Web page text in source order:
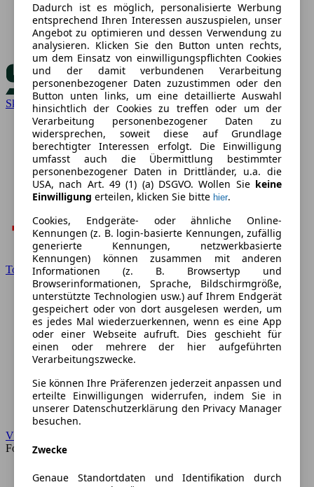
Skoda
Toyota
VW
Forum
Dadurch ist es möglich, personalisierte Werbung
entsprechend Ihren Interessen auszuspielen, unser
Angebot zu optimieren und dessen Verwendung zu
analysieren. Klicken Sie den Button unten rechts,
um dem Einsatz von einwilligungspflichten Cookies
und der damit verbundenen Verarbeitung
personenbezogener Daten zuzustimmen oder den
Button unten links, um eine detaillierte Auswahl
hinsichtlich der Cookies zu treffen oder um der
Verarbeitung personenbezogener Daten zu
widersprechen, soweit diese auf Grundlage
berechtigter Interessen erfolgt. Die Einwilligung
umfasst auch die Übermittlung bestimmter
personenbezogener Daten in Drittländer, u.a. die
USA, nach Art. 49 (1) (a) DSGVO. Wollen Sie keine
Einwilligung erteilen, klicken Sie bitte hier.
Cookies, Endgeräte- oder ähnliche Online-
Kennungen (z. B. login-basierte Kennungen, zufällig
generierte Kennungen, netzwerkbasierte
Kennungen) können zusammen mit anderen
Informationen (z. B. Browsertyp und
Browserinformationen, Sprache, Bildschirmgröße,
unterstützte Technologien usw.) auf Ihrem Endgerät
gespeichert oder von dort ausgelesen werden, um
es jedes Mal wiederzuerkennen, wenn es eine App
oder einer Webseite aufruft. Dies geschieht für
einen oder mehrere der hier aufgeführten
Verarbeitungszwecke.
Sie können Ihre Präferenzen jederzeit anpassen und
erteilte Einwilligungen widerrufen, indem Sie in
unserer Datenschutzerklärung den Privacy Manager
besuchen.
Zwecke
Genaue Standortdaten und Identifikation durch